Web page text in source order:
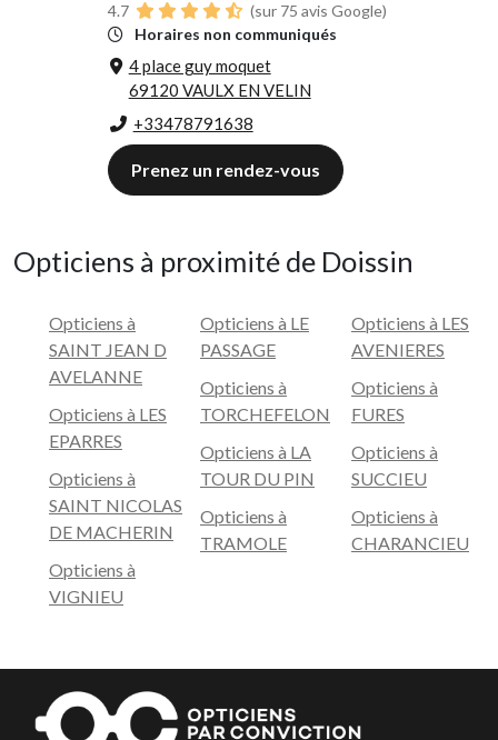
4.7
(sur 75 avis Google)
Horaires non communiqués
4 place guy moquet
69120 VAULX EN VELIN
+33478791638
Prenez un rendez-vous
Opticiens à proximité de Doissin
Opticiens à
SAINT JEAN D
AVELANNE
Opticiens à LES
EPARRES
Opticiens à
SAINT NICOLAS
DE MACHERIN
Opticiens à
VIGNIEU
Opticiens à LE
PASSAGE
Opticiens à
TORCHEFELON
Opticiens à LA
TOUR DU PIN
Opticiens à
TRAMOLE
Opticiens à LES
AVENIERES
Opticiens à
FURES
Opticiens à
SUCCIEU
Opticiens à
CHARANCIEU